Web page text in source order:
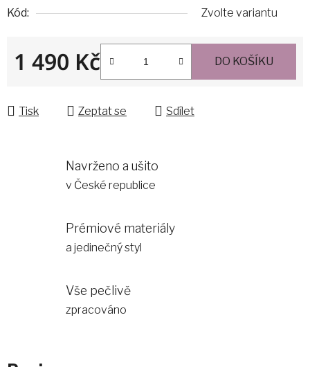
Kód:
Zvolte variantu
1 490 Kč DO KOŠÍKU
Tisk Zeptat se Sdílet
Navrženo a ušito
v České republice
Prémiové materiály
a jedinečný styl
Vše pečlivě
zpracováno